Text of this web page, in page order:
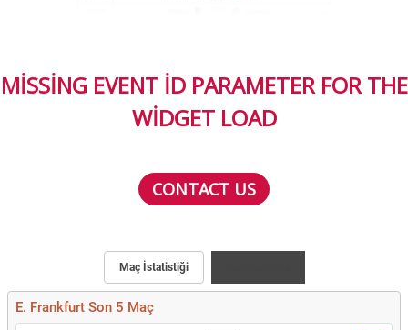
MISSING EVENT ID PARAMETER FOR THE
WIDGET LOAD
CONTACT US
Maç İstatistiği
E. Frankfurt Son 5 Maç